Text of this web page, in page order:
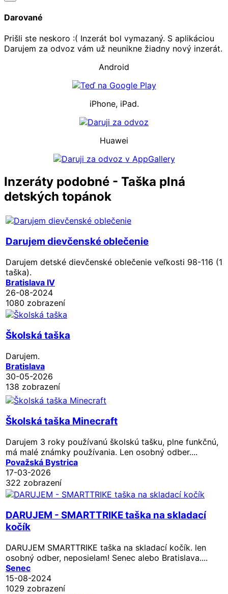
Darované
Prišli ste neskoro :( Inzerát bol vymazaný. S aplikáciou
Darujem za odvoz vám už neunikne žiadny nový inzerát.
Android
iPhone, iPad.
Huawei
Inzeráty podobné - Taška plná
detských topánok
Darujem dievčenské oblečenie
Darujem detské dievčenské oblečenie veľkosti 98-116 (1
taška).
Bratislava IV
26-08-2024
1080 zobrazení
Školská taška
Darujem.
Bratislava
30-05-2026
138 zobrazení
Školská taška Minecraft
Darujem 3 roky používanú školskú tašku, plne funkčnú,
má malé známky používania. Len osobný odber....
Považská Bystrica
17-03-2026
322 zobrazení
DARUJEM - SMARTTRIKE taška na skladací
kočík
DARUJEM SMARTTRIKE taška na skladací kočík. len
osobný odber, neposielam! Senec alebo Bratislava....
Senec
15-08-2024
1029 zobrazení